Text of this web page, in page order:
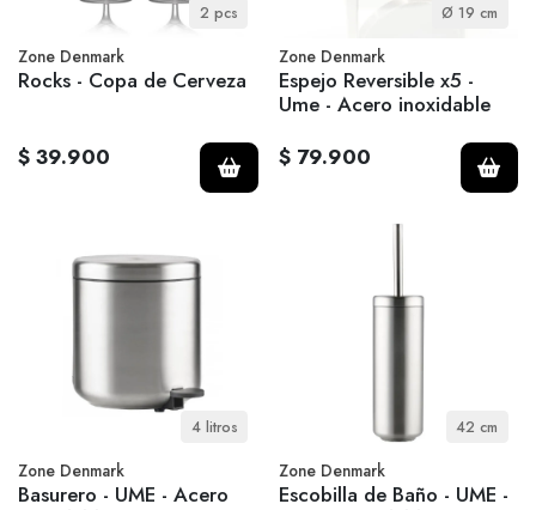
2 pcs
Zone Denmark
Rocks - Copa de Cerveza
$ 39.900
Ø 19 cm
Zone Denmark
Espejo Reversible x5 -
Ume - Acero inoxidable
$ 79.900
4 litros
Zone Denmark
Basurero - UME - Acero
42 cm
Zone Denmark
Escobilla de Baño - UME -